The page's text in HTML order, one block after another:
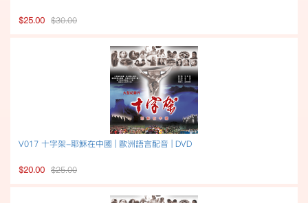
$25.00 $30.00
V017 十字架-耶穌在中國 | 歐洲語言配音 | DVD
$20.00 $25.00